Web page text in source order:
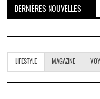
DERNIÈRES NOUVELLES
LIFESTYLE MAGAZINE